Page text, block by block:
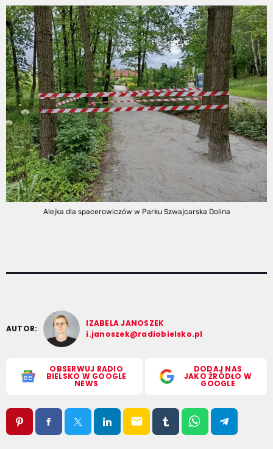
Alejka dla spacerowiczów w Parku Szwajcarska Dolina
AUTOR:
IZABELA JANOSZEK
i.janoszek@radiobielsko.pl
OBSERWUJ RADIO
BIELSKO W GOOGLE
NEWS
DODAJ NAS
JAKO ŹRÓDŁO W
GOOGLE
email